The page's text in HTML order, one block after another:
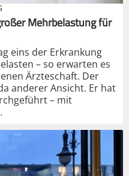
Mehrbelastung für
eins der Erkrankung
– so erwarten es
Ärzteschaft. Der
anderer Ansicht. Er hat
– mit